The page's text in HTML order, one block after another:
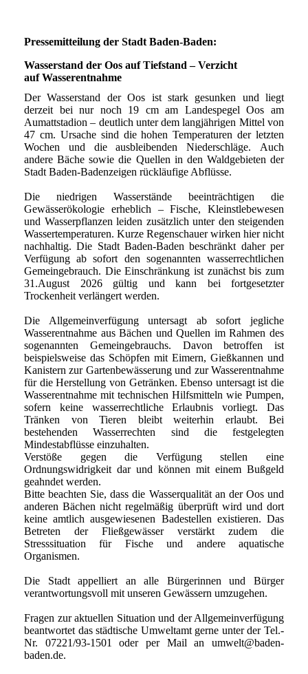
Pressemitteilung der Stadt Baden-Baden:
Wasserstand der Oos auf Tiefstand – Verzicht
auf Wasserentnahme
Der Wasserstand der Oos ist stark gesunken und liegt
derzeit bei nur noch 19 cm am Landespegel Oos am
Aumattstadion – deutlich unter dem langjährigen Mittel von
47 cm. Ursache sind die hohen Temperaturen der letzten
Wochen und die ausbleibenden Niederschläge. Auch
andere Bäche sowie die Quellen in den Waldgebieten der
Stadt Baden-Badenzeigen rückläufige Abflüsse.
Die niedrigen Wasserstände beeinträchtigen die
Gewässerökologie erheblich – Fische, Kleinstlebewesen
und Wasserpflanzen leiden zusätzlich unter den steigenden
Wassertemperaturen. Kurze Regenschauer wirken hier nicht
nachhaltig. Die Stadt Baden-Baden beschränkt daher per
Verfügung ab sofort den sogenannten wasserrechtlichen
Gemeingebrauch. Die Einschränkung ist zunächst bis zum
31.August 2026 gültig und kann bei fortgesetzter
Trockenheit verlängert werden.
Die Allgemeinverfügung untersagt ab sofort jegliche
Wasserentnahme aus Bächen und Quellen im Rahmen des
sogenannten Gemeingebrauchs. Davon betroffen ist
beispielsweise das Schöpfen mit Eimern, Gießkannen und
Kanistern zur Gartenbewässerung und zur Wasserentnahme
für die Herstellung von Getränken. Ebenso untersagt ist die
Wasserentnahme mit technischen Hilfsmitteln wie Pumpen,
sofern keine wasserrechtliche Erlaubnis vorliegt. Das
Tränken von Tieren bleibt weiterhin erlaubt. Bei
bestehenden Wasserrechten sind die festgelegten
Mindestabflüsse einzuhalten.
Verstöße gegen die Verfügung stellen eine
Ordnungswidrigkeit dar und können mit einem Bußgeld
geahndet werden.
Bitte beachten Sie, dass die Wasserqualität an der Oos und
anderen Bächen nicht regelmäßig überprüft wird und dort
keine amtlich ausgewiesenen Badestellen existieren. Das
Betreten der Fließgewässer verstärkt zudem die
Stresssituation für Fische und andere aquatische
Organismen.
Die Stadt appelliert an alle Bürgerinnen und Bürger
verantwortungsvoll mit unseren Gewässern umzugehen.
Fragen zur aktuellen Situation und der Allgemeinverfügung
beantwortet das städtische Umweltamt gerne unter der Tel.-
Nr. 07221/93-1501 oder per Mail an umwelt@baden-
baden.de.